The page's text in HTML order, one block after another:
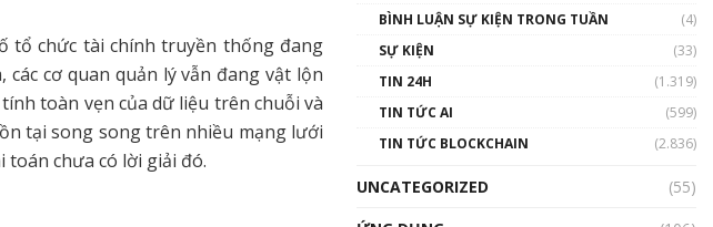
tổ chức tài chính truyền thống đang
cơ quan quản lý vẫn đang vật lộn
toàn vẹn của dữ liệu trên chuỗi và
tại song song trên nhiều mạng lưới
toán chưa có lời giải đó.
Talkshow 14: MemeCoin –
BÌNH LUẬN SỰ KIỆN TRONG TUẦN
(4)
SỰ KIỆN
(33)
TIN 24H
(1.319)
TIN TỨC AI
(599)
TIN TỨC BLOCKCHAIN
(2.836)
UNCATEGORIZED
(55)